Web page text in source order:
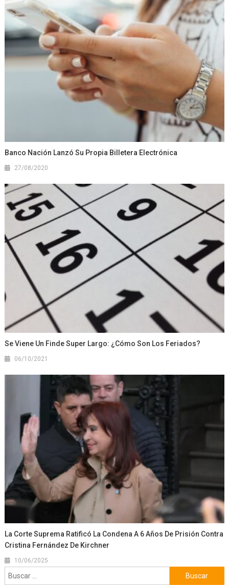
Banco Nación Lanzó Su Propia Billetera Electrónica
27/08/2020
Se Viene Un Finde Super Largo: ¿Cómo Son Los Feriados?
06/10/2021
La Corte Suprema Ratificó La Condena A 6 Años De Prisión Contra
Cristina Fernández De Kirchner
10/06/2025
Buscar: